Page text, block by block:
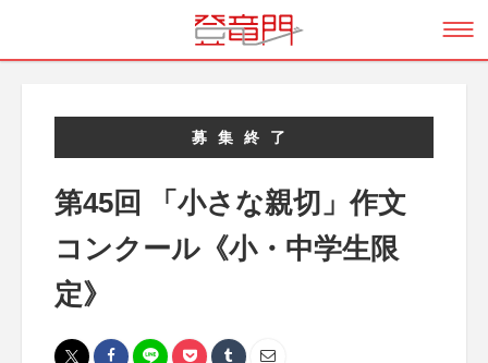
募集終了
第45回 「小さな親切」作文
コンクール《小・中学生限
定》